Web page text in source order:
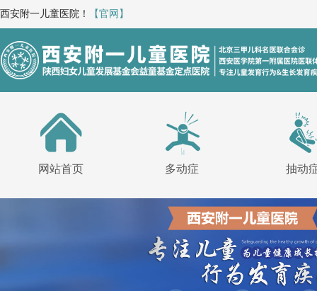
西安附一儿童医院！ 【官网】
网站首页 多动症 抽动